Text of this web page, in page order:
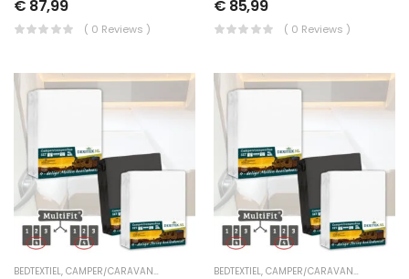
€ 87,99
( 0 Reviews )
€ 85,99
( 0 Reviews )
BEDTEXTIEL, CAMPER/CARAVAN TEXTIEL LENGTEBED,TUSSENHOESLAKENS
BEDTEXTIEL, CAMPER/CARAVAN TEXTIEL